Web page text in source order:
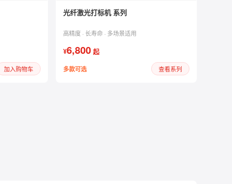
加入购物车
光纤激光打标机 系列
高精度 · 长寿命 · 多场景适用
¥6,800 起
多款可选 查看系列